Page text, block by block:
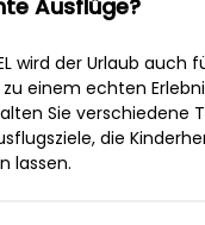
Ausflüge?
wird der Urlaub auch
einem echten
Sie verschiedene
die
lassen.